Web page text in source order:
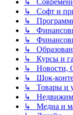
↳ Софт и
↳
↳
↳
↳
↳ Курсы и
↳ Новости,
↳ Шок-
↳ Товары и
↳
↳ Медиа и